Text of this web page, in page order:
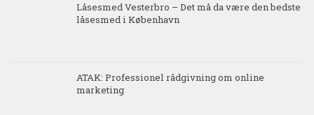
Låsesmed Vesterbro – Det må da være den bedste
låsesmed i København
ATAK: Professionel rådgivning om online
marketing